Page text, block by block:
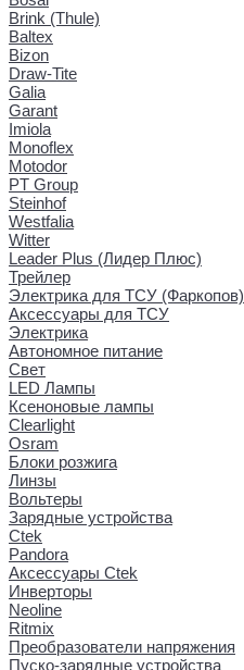
Brink (Thule)
Baltex
Bizon
Draw-Tite
Galia
Garant
Imiola
Monoflex
Motodor
PT Group
Steinhof
Westfalia
Witter
Leader Plus (Лидер Плюс)
Трейлер
Электрика для ТСУ (Фаркопов)
Аксессуары для ТСУ
Электрика
Автономное питание
Свет
LED Лампы
Ксеноновые лампы
Clearlight
Osram
Блоки розжига
Линзы
Вольтеры
Зарядные устройства
Ctek
Pandora
Аксессуары Ctek
Инверторы
Neoline
Ritmix
Преобразователи напряжения
Пуско-зарядные устройства